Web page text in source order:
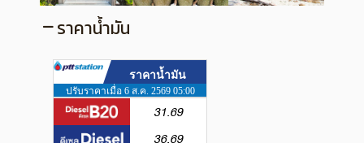
ราคาน้ำมัน